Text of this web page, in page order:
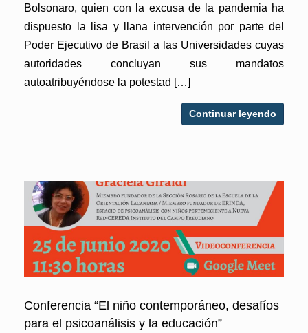
Bolsonaro, quien con la excusa de la pandemia ha
dispuesto la lisa y llana intervención por parte del
Poder Ejecutivo de Brasil a las Universidades cuyas
autoridades concluyan sus mandatos
autoatribuyéndose la potestad […]
Continuar leyendo
Conferencia “El niño contemporáneo, desafíos
para el psicoanálisis y la educación”